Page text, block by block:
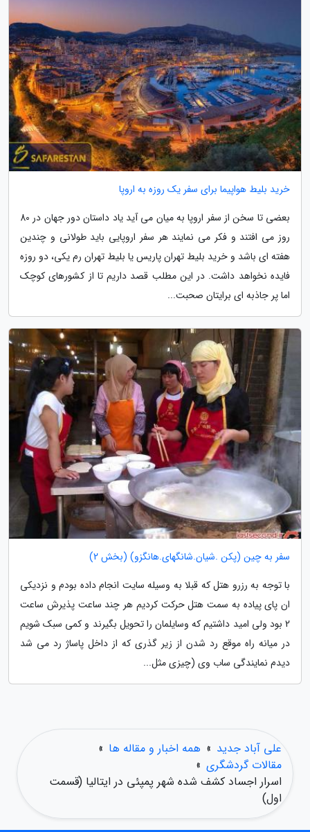
خرید بلیط هواپیما برای سفر یک روزه به اروپا
بعضی تا سخن از سفر اروپا به میان می آید یاد داستان دور جهان در 80
روز می افتند و فکر می نمایند هر سفر اروپایی باید طولانی و چندین
هفته ای باشد و خرید بلیط تهران پاریس یا بلیط تهران رم یکی، دو روزه
فایده نخواهد داشت. در این مطلب قصد داریم تا از کشورهای کوچک
اما پر جاذبه ای برایتان صحبت...
سفر به چین (پکن .شیان.شانگهای.هانگزو) (بخش 2)
با توجه به رزرو هتل که قبلا به وسیله سایت انجام داده بودم و نزدیکی
ان پای پیاده به سمت هتل حرکت کردیم هر چند ساعت پذیرش ساعت
2 بود ولی امید داشتیم که وسایلمان را تحویل بگیرند و کمی سبک شویم
در میانه راه موقع رد شدن از زیر گذری که از داخل پاساژ رد می شد
دیدم نمایندگی ساب وی (چیزی مثل...
علی آباد جدید » همه اخبار و مقاله ها »
مقالات گردشگری »
اسرار اجساد کشف شده شهر پمپئی در ایتالیا (قسمت
اول)